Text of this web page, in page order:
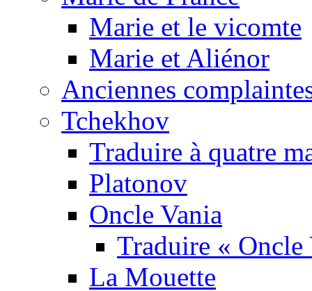
Marie et le vicomte
Marie et Aliénor
Anciennes
Tchekhov
Traduire à quatre
Platonov
Oncle Vania
Traduire « Oncle
La Mouette